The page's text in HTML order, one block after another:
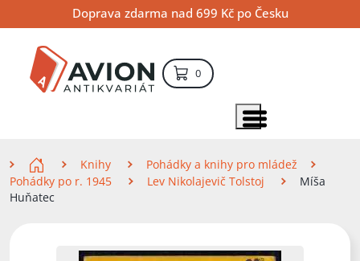
na
obsah
na
navigaci
na
vyhledávání
Doprava zdarma nad 699 Kč po Česku
0položek – košík
Zobrazit položky menu
Knihy
Pohádky a knihy pro mládež
Pohádky po r. 1945
Lev Nikolajevič Tolstoj
Míša
Huňatec